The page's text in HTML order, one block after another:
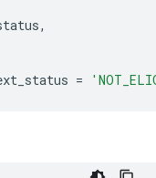
,
=